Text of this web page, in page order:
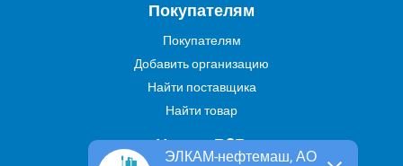
ЭЛКАМ-нефтемаш, АО
Покупателям
Покупателям
Добавить организацию
Найти поставщика
Найти товар
Услуги В2В